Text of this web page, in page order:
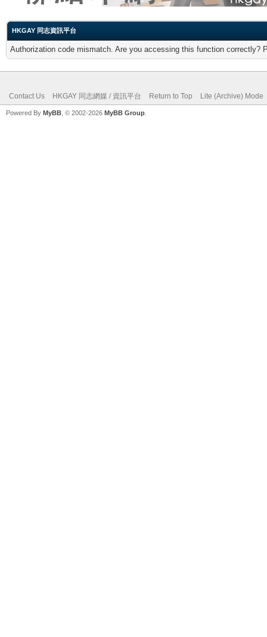
HKGAY 同志資訊平台
Authorization code mismatch. Are you accessing this function correctly?
Contact Us HKGAY 同志網媒 / 資訊平台 Return to Top Lite (Archive) Mode
Powered By MyBB , © 2002-2026 MyBB Group